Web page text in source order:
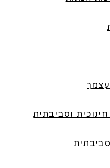
וסביבתית